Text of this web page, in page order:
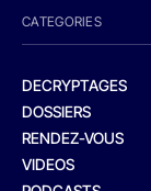
CATEGORIES
DECRYPTAGES
DOSSIERS
RENDEZ-VOUS
VIDEOS